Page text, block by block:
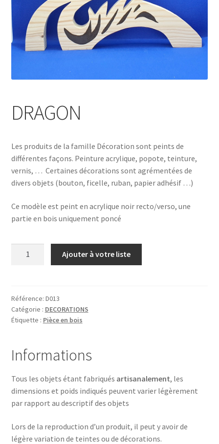
DRAGON
Les produits de la famille Décoration sont peints de
différentes façons. Peinture acrylique, popote, teinture,
vernis, … Certaines décorations sont agrémentées de
divers objets (bouton, ficelle, ruban, papier adhésif …)
Ce modèle est peint en acrylique noir recto/verso, une
partie en bois uniquement poncé
Ajouter à votre liste
Référence: D013
Catégorie : DECORATIONS
Étiquette : Pièce en bois
Informations
Tous les objets étant fabriqués artisanalement, les
dimensions et poids indiqués peuvent varier légèrement
par rapport au descriptif des objets
Lors de la reproduction d’un produit, il peut y avoir de
légère variation de teintes ou de décorations.